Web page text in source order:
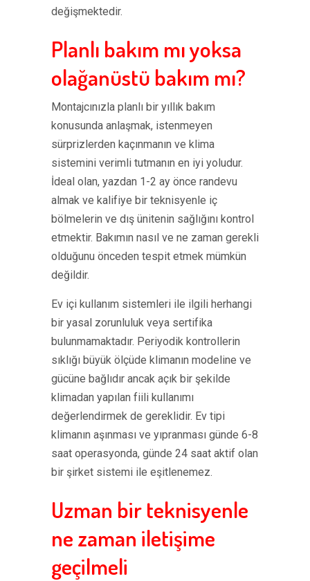
değişmektedir.
Planlı bakım mı yoksa
olağanüstü bakım mı?
Montajcınızla planlı bir yıllık bakım
konusunda anlaşmak, istenmeyen
sürprizlerden kaçınmanın ve klima
sistemini verimli tutmanın en iyi yoludur.
İdeal olan, yazdan 1-2 ay önce randevu
almak ve kalifiye bir teknisyenle iç
bölmelerin ve dış ünitenin sağlığını kontrol
etmektir. Bakımın nasıl ve ne zaman gerekli
olduğunu önceden tespit etmek mümkün
değildir.
Ev içi kullanım sistemleri ile ilgili herhangi
bir yasal zorunluluk veya sertifika
bulunmamaktadır. Periyodik kontrollerin
sıklığı büyük ölçüde klimanın modeline ve
gücüne bağlıdır ancak açık bir şekilde
klimadan yapılan fiili kullanımı
değerlendirmek de gereklidir. Ev tipi
klimanın aşınması ve yıpranması günde 6-8
saat operasyonda, günde 24 saat aktif olan
bir şirket sistemi ile eşitlenemez.
Uzman bir teknisyenle
ne zaman iletişime
geçilmeli